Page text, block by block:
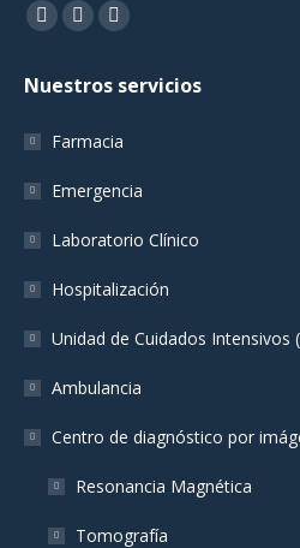
Encuéntranos en:
Facebook
opens
new
window
YouTube
opens
new
window
Instagram
opens
new
window
Nuestros servicios
Farmacia
Emergencia
Laboratorio Clínico
Hospitalización
Unidad de Cuidados Intensivos
Ambulancia
Centro de diagnóstico por
Resonancia Magnética
Tomografía